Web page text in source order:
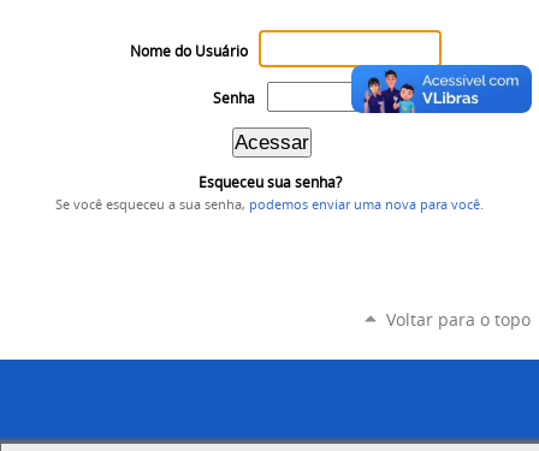
Nome do Usuário
Senha
Esqueceu sua senha?
Se você esqueceu a sua senha, podemos enviar uma nova para você.
Voltar para o topo